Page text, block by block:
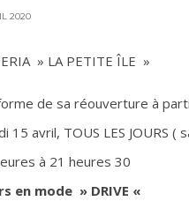
2020
» LA PETITE ÎLE »
de sa réouverture à
15 avril, TOUS LES JOURS (
à 21 heures 30
en mode » DRIVE «